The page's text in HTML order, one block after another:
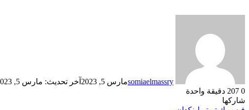
somiaelmassryمارس 5, 2023
آخر تحديث: مارس 5, 2023
0
دقيقة واحدة
شاركها